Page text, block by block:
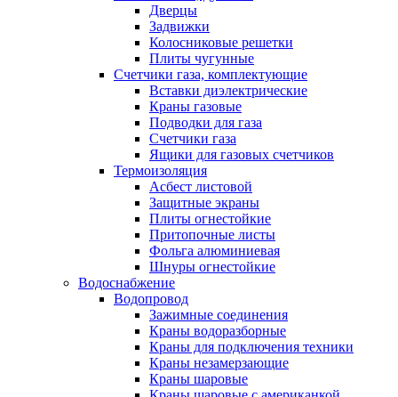
Дверцы
Задвижки
Колосниковые решетки
Плиты чугунные
Счетчики газа, комплектующие
Вставки диэлектрические
Краны газовые
Подводки для газа
Счетчики газа
Ящики для газовых счетчиков
Термоизоляция
Асбест листовой
Защитные экраны
Плиты огнестойкие
Притопочные листы
Фольга алюминиевая
Шнуры огнестойкие
Водоснабжение
Водопровод
Зажимные соединения
Краны водоразборные
Краны для подключения техники
Краны незамерзающие
Краны шаровые